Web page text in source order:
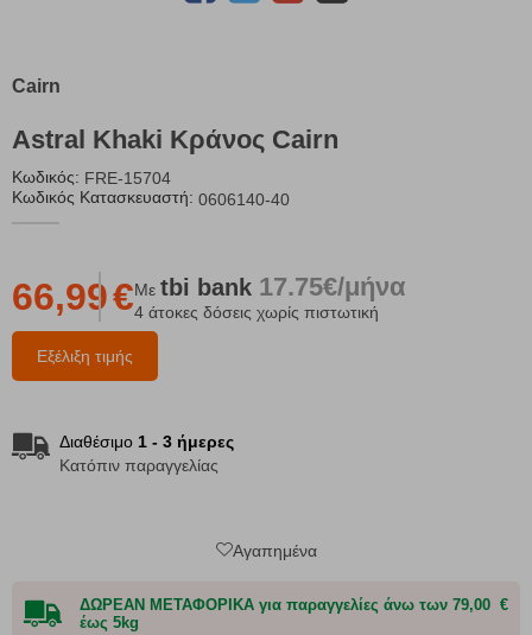
Cairn
Astral Khaki Κράνος Cairn
Κωδικός: FRE-15704
Κωδικός Κατασκευαστή: 0606140-40
Εξέλιξη τιμής
66,99€Με tbi bank 17.75€/μήνα
4 άτοκες δόσεις χωρίς πιστωτική
Διαθέσιμο 1 - 3 ήμερες
Κατόπιν παραγγελίας
Αγαπημένα
ΔΩΡΕΑΝ ΜΕΤΑΦΟΡΙΚΑ για παραγγελίες άνω των 79,00 €
έως 5kg